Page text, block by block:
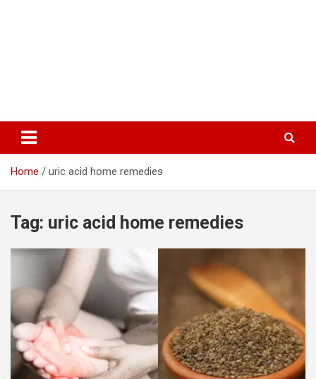
Home uric acid home remedies
Tag: uric acid home remedies